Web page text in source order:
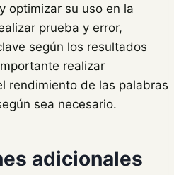
optimizar su uso en la
prueba y error,
según los resultados
realizar
rendimiento de las palabras
sea necesario.
adicionales